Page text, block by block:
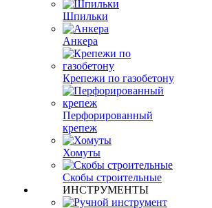
Шпильки
Анкера
Крепежи по газобетону
Перфорированный
крепеж
Хомуты
Скобы строительные
ИНСТРУМЕНТЫ